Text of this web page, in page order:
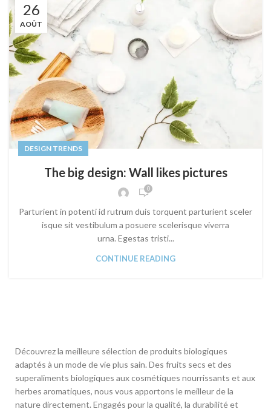
26
AOÛT
DESIGN TRENDS
The big design: Wall likes pictures
0
Parturient in potenti id rutrum duis torquent parturient sceler
isque sit vestibulum a posuere scelerisque viverra
urna. Egestas tristi...
CONTINUE READING
Découvrez la meilleure sélection de produits biologiques
adaptés à un mode de vie plus sain. Des fruits secs et des
superaliments biologiques aux cosmétiques nourrissants et aux
herbes aromatiques, nous vous apportons le meilleur de la
nature directement. Engagés pour la qualité, la durabilité et